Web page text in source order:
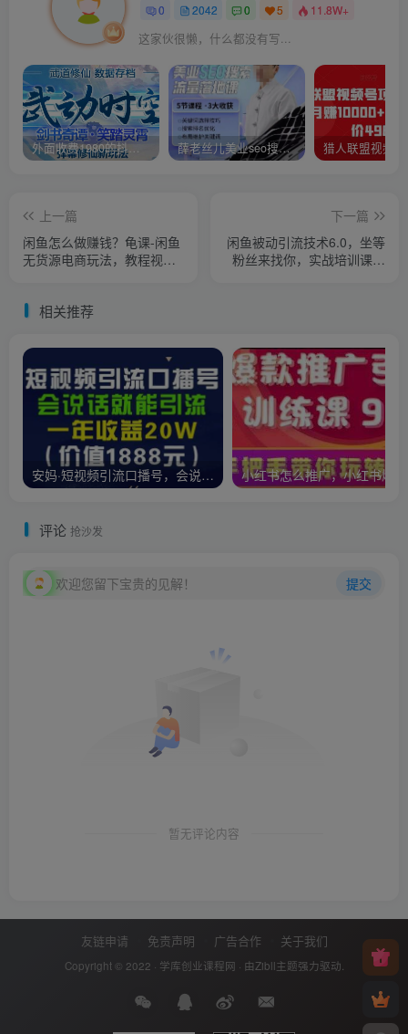
0 2042 0 5 11.8W+
这家伙很懒，什么都没有写...
外面收费1980的抖音武动时空直播项目，无需真人出镜，实时互动直播【软件+详细教程】 薛老丝儿美业seo搜索流量落地课，一周暴涨20w粉丝，全干货讲解
上一篇
闲鱼怎么做赚钱？龟课-闲鱼
无货源电商玩法，教程视频
下一篇
闲鱼被动引流技术6.0，坐等
粉丝来找你，实战培训课程
相关推荐
安妈·短视频引流口播号，会说话就能引流，一年收益20W（价值1888元）
评论 抢沙发
欢迎您留下宝贵的见解！ 提交
暂无评论内容
友链申请 免责声明 广告合作 关于我们
Copyright © 2022 · 学库创业课程网 · 由Zibll主题强力驱动.